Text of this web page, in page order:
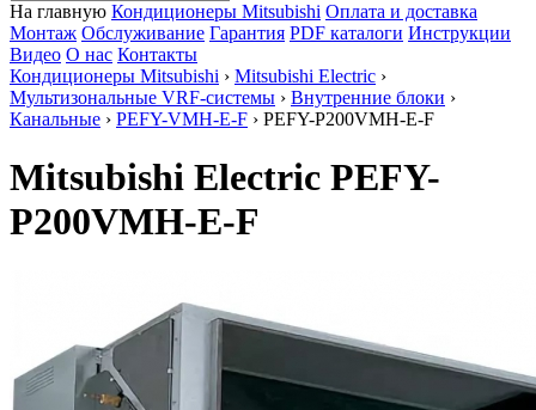
На главную Кондиционеры Mitsubishi Оплата и доставка
Монтаж Обслуживание Гарантия PDF каталоги Инструкции
Видео О нас Контакты
Кондиционеры Mitsubishi › Mitsubishi Electric ›
Мультизональные VRF-системы › Внутренние блоки ›
Канальные › PEFY-VMH-E-F › PEFY-P200VMH-E-F
Mitsubishi Electric PEFY-
P200VMH-E-F